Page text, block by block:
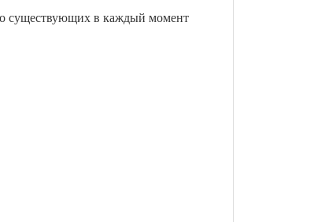
существующих в каждый момент